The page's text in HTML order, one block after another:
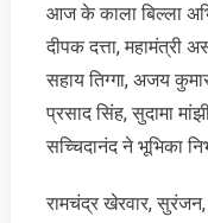
आज के काला बिल्ला
दीपक दत्ता, महामंत्री
सहाय तिग्गा, अजय
प्रसाद सिंह, सुदामा
सच्चिदानंद ने भूभ‍िका
रामचंद्र खेरवार,